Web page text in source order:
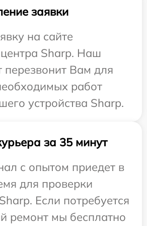
заявки
на сайте
Sharp. Наш
перезвонит Вам для
работ
устройства Sharp.
за 35 минут
с опытом приедет в
для проверки
Если потребуется
ремонт мы бесплатно